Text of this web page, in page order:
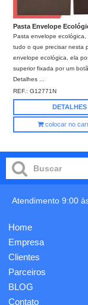
Pasta Envelope
Pasta envelope ecológica,
tudo o que precisar nesta
envelope ecológica, ela
superior fixada por um
Detalhes ...
REF.:G12771N
DETALHES
colocar no
Atendimento 9:00
Home
Empresa
Clientes
Parceiros
BLOG
Contato